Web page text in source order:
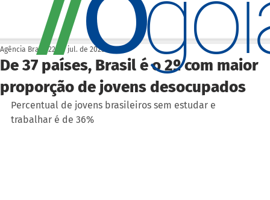
De 37 países, Brasil é o 2º com maior
proporção de jovens desocupados
Agência Brasil 22 de jul. de 2023
Percentual de jovens brasileiros sem estudar e
trabalhar é de 36%